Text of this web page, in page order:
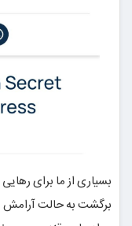
بسیاری از ما برای
برگشت به حالت آرامش